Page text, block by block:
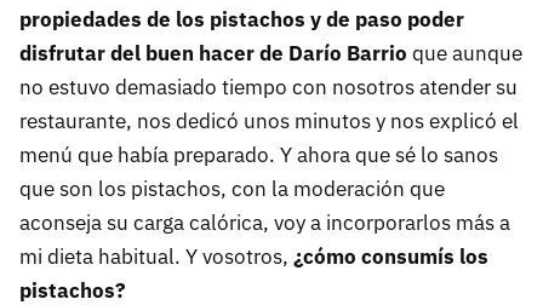
propiedades de los pistachos y de paso poder
disfrutar del buen hacer de Darío Barrio que aunque
no estuvo demasiado tiempo con nosotros atender su
restaurante, nos dedicó unos minutos y nos explicó el
menú que había preparado. Y ahora que sé lo sanos
que son los pistachos, con la moderación que
aconseja su carga calórica, voy a incorporarlos más a
mi dieta habitual. Y vosotros, ¿cómo consumís los
pistachos?